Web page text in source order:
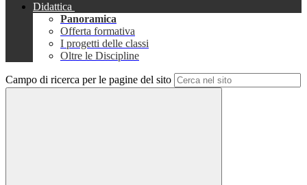
Didattica
Panoramica
Offerta formativa
I progetti delle classi
Oltre le Discipline
Campo di ricerca per le pagine del sito